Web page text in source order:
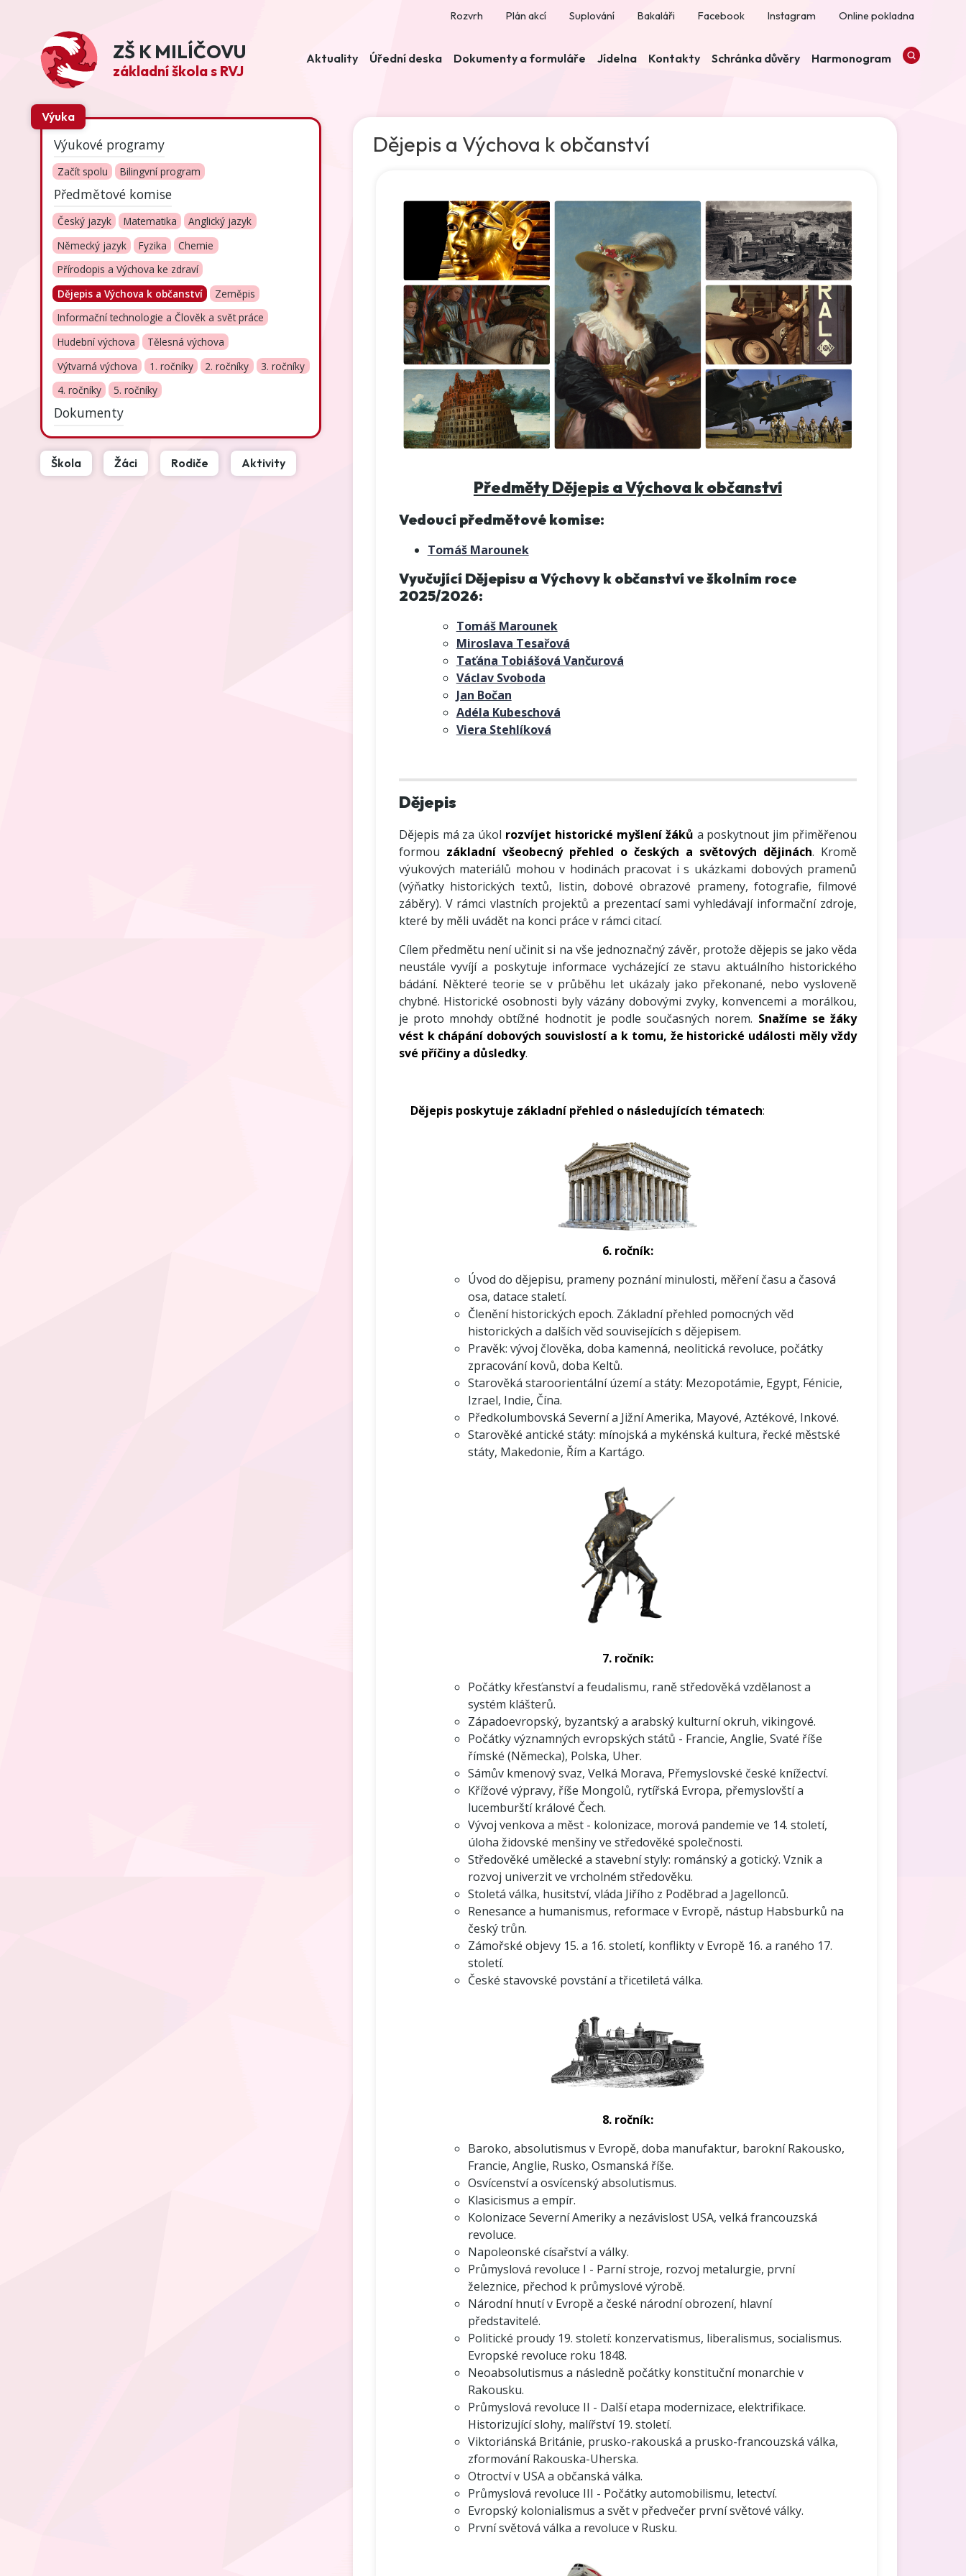
ZŠ K MILÍČOVU
základní škola s RVJ
Rozvrh Plán akcí Suplování Bakaláři Facebook Instagram Online pokladna
Aktuality Úřední deska Dokumenty a formuláře Jídelna Kontakty Schránka důvěry Harmonogram
Výuka
Výukové programy
Začít spolu Bilingvní program
Předmětové komise
Český jazyk Matematika
Anglický jazyk
Německý jazyk
Fyzika
Chemie
Přírodopis a Výchova ke zdraví
Dějepis a Výchova k občanství
Zeměpis
Informační technologie a Člověk a svět práce
Hudební výchova
Tělesná výchova
Výtvarná výchova
1. ročníky 2. ročníky
3. ročníky
4. ročníky
5. ročníky
Dokumenty
Škola Žáci Rodiče Aktivity
Dějepis a Výchova k občanství
Předměty Dějepis a Výchova k občanství
Vedoucí předmětové komise:
Tomáš Marounek
Vyučující Dějepisu a Výchovy k občanství ve školním roce
2025/2026:
Tomáš Marounek
Miroslava Tesařová
Taťána Tobiášová Vančurová
Václav Svoboda
Jan Bočan
Adéla Kubeschová
Viera Stehlíková
Dějepis
Dějepis má za úkol rozvíjet historické myšlení žáků a poskytnout jim přiměřenou
formou základní všeobecný přehled o českých a světových dějinách. Kromě
výukových materiálů mohou v hodinách pracovat i s ukázkami dobových pramenů
(výňatky historických textů, listin, dobové obrazové prameny, fotografie, filmové
záběry). V rámci vlastních projektů a prezentací sami vyhledávají informační zdroje,
které by měli uvádět na konci práce v rámci citací.
Cílem předmětu není učinit si na vše jednoznačný závěr, protože dějepis se jako věda
neustále vyvíjí a poskytuje informace vycházející ze stavu aktuálního historického
bádání. Některé teorie se v průběhu let ukázaly jako překonané, nebo vysloveně
chybné. Historické osobnosti byly vázány dobovými zvyky, konvencemi a morálkou,
je proto mnohdy obtížné hodnotit je podle současných norem. Snažíme se žáky
vést k chápání dobových souvislostí a k tomu, že historické události měly vždy
své příčiny a důsledky.
Dějepis poskytuje základní přehled o následujících tématech:
6. ročník:
Úvod do dějepisu, prameny poznání minulosti, měření času a časová
osa, datace staletí.
Členění historických epoch. Základní přehled pomocných věd
historických a dalších věd souvisejících s dějepisem.
Pravěk: vývoj člověka, doba kamenná, neolitická revoluce, počátky
zpracování kovů, doba Keltů.
Starověká staroorientální území a státy: Mezopotámie, Egypt, Fénicie,
Izrael, Indie, Čína.
Předkolumbovská Severní a Jižní Amerika, Mayové, Aztékové, Inkové.
Starověké antické státy: mínojská a mykénská kultura, řecké městské
státy, Makedonie, Řím a Kartágo.
7. ročník:
Počátky křesťanství a feudalismu, raně středověká vzdělanost a
systém klášterů.
Západoevropský, byzantský a arabský kulturní okruh, vikingové.
Počátky významných evropských států - Francie, Anglie, Svaté říše
římské (Německa), Polska, Uher.
Sámův kmenový svaz, Velká Morava, Přemyslovské české knížectví.
Křížové výpravy, říše Mongolů, rytířská Evropa, přemyslovští a
lucemburští králové Čech.
Vývoj venkova a měst - kolonizace, morová pandemie ve 14. století,
úloha židovské menšiny ve středověké společnosti.
Středověké umělecké a stavební styly: románský a gotický. Vznik a
rozvoj univerzit ve vrcholném středověku.
Stoletá válka, husitství, vláda Jiřího z Poděbrad a Jagellonců.
Renesance a humanismus, reformace v Evropě, nástup Habsburků na
český trůn.
Zámořské objevy 15. a 16. století, konflikty v Evropě 16. a raného 17.
století.
České stavovské povstání a třicetiletá válka.
8. ročník:
Baroko, absolutismus v Evropě, doba manufaktur, barokní Rakousko,
Francie, Anglie, Rusko, Osmanská říše.
Osvícenství a osvícenský absolutismus.
Klasicismus a empír.
Kolonizace Severní Ameriky a nezávislost USA, velká francouzská
revoluce.
Napoleonské císařství a války.
Průmyslová revoluce I - Parní stroje, rozvoj metalurgie, první
železnice, přechod k průmyslové výrobě.
Národní hnutí v Evropě a české národní obrození, hlavní
představitelé.
Politické proudy 19. století: konzervatismus, liberalismus, socialismus.
Evropské revoluce roku 1848.
Neoabsolutismus a následně počátky konstituční monarchie v
Rakousku.
Průmyslová revoluce II - Další etapa modernizace, elektrifikace.
Historizující slohy, malířství 19. století.
Viktoriánská Británie, prusko-rakouská a prusko-francouzská válka,
zformování Rakouska-Uherska.
Otroctví v USA a občanská válka.
Průmyslová revoluce III - Počátky automobilismu, letectví.
Evropský kolonialismus a svět v předvečer první světové války.
První světová válka a revoluce v Rusku.